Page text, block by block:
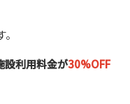
設利用料金が30%OFF